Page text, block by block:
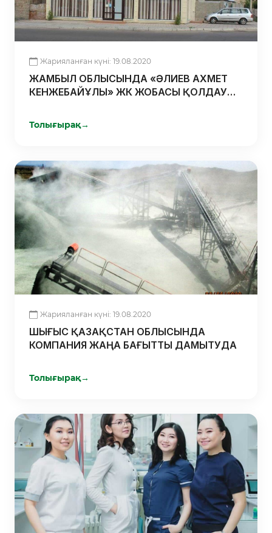
Жарияланған күні: 19.08.2020
ЖАМБЫЛ ОБЛЫСЫНДА «ӘЛИЕВ АХМЕТ
КЕНЖЕБАЙҰЛЫ» ЖК ЖОБАСЫ ҚОЛДАУ
Толығырақ→
Жарияланған күні: 19.08.2020
ШЫҒЫС ҚАЗАҚСТАН ОБЛЫСЫНДА
КОМПАНИЯ ЖАҢА БАҒЫТТЫ ДАМЫТУДА
Толығырақ→